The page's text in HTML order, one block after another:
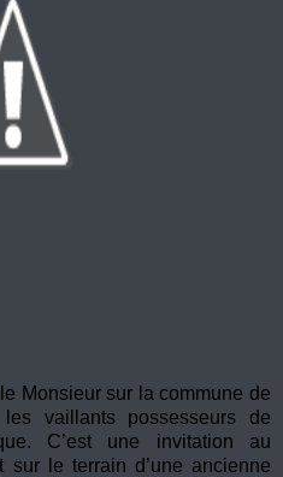
Monsieur sur la commune de
vaillants possesseurs de
C’est une invitation au
sur le terrain d’une ancienne